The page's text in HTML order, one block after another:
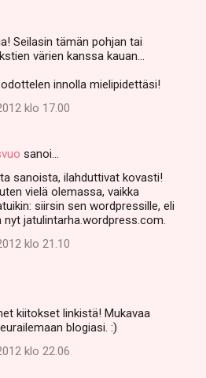
Seilasin tämän pohjan tai
värien kanssa kauan...
innolla mielipidettäsi!
klo 17.00
sanoi…
sanoista, ilahduttivat kovasti!
vielä olemassa, vaikka
siirsin sen wordpressille, eli
jatulintarha.wordpress.com.
klo 21.10
kiitokset linkistä! Mukavaa
blogiasi. :)
klo 22.06